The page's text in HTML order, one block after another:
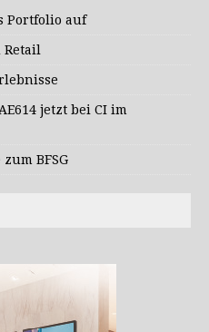
Portfolio auf
Retail
jetzt bei CI im
BFSG